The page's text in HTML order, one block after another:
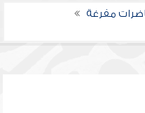
مفرغة